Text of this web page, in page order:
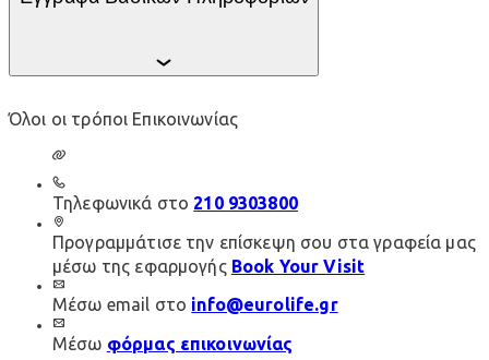
Προσωπική Ασφάλιση Διαδικτύου (My Cyber
Protection)
File format:
PDF
File size:
Προσωπική Ασφάλιση Διαδικτύου (My Cyber
Protection)
Όλοι οι τρόποι Επικοινωνίας
Τηλεφωνικά στο 210 9303800
Προγραμμάτισε την επίσκεψη σου στα γραφεία μας
μέσω της εφαρμογής Book Your Visit
Μέσω email στο info@eurolife.gr
Μέσω φόρμας επικοινωνίας